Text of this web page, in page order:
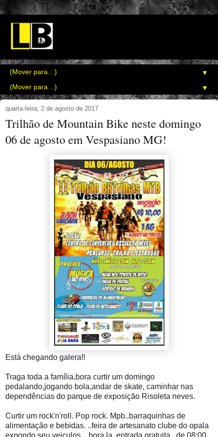
▼
▼
quarta-feira, 2 de agosto de 2017
Trilhão de Mountain Bike neste domingo
06 de agosto em Vespasiano MG!
Está chegando galera!!
Traga toda a família,bora curtir um domingo
pedalando,jogando bola,andar de skate, caminhar nas
dependências do parque de exposição Risoleta neves.
Curtir um rock'n'roll. Pop rock. Mpb..barraquinhas de
alimentação e bebidas. ..feira de artesanato clube do opala